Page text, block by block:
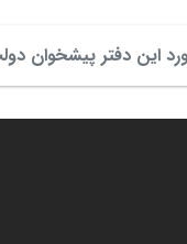
این دفتر پیشخوان